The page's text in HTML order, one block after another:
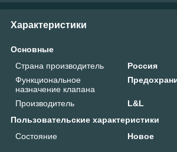
Характеристики
Основные
Страна производитель
Россия
Функциональное
назначение клапана
Производитель
L&L
Пользовательские характеристики
Состояние
Новое